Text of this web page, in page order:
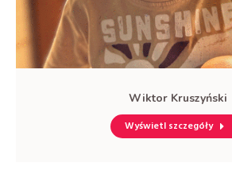
Wiktor Kruszyński
Wyświetl szczegóły